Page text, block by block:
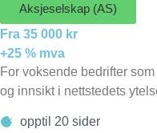
Aksjeselskap (AS)
Fra 35 000 kr
+25 % mva
For voksende bedrifter
og innsikt i nettstedets
opptil 20 sider